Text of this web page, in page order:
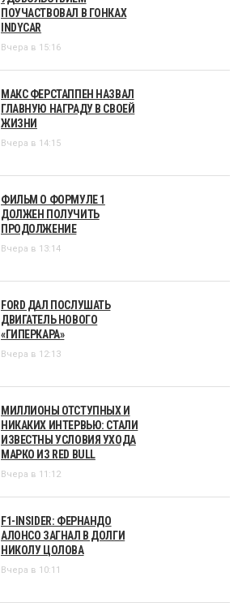
ПОУЧАСТВОВАЛ В ГОНКАХ
INDYCAR
Вчера в 15:16
МАКС ФЕРСТАППЕН НАЗВАЛ
ГЛАВНУЮ НАГРАДУ В СВОЕЙ
ЖИЗНИ
Вчера в 14:15
ФИЛЬМ О ФОРМУЛЕ 1
ДОЛЖЕН ПОЛУЧИТЬ
ПРОДОЛЖЕНИЕ
Вчера в 13:14
FORD ДАЛ ПОСЛУШАТЬ
ДВИГАТЕЛЬ НОВОГО
«ГИПЕРКАРА»
Вчера в 12:13
МИЛЛИОНЫ ОТСТУПНЫХ И
НИКАКИХ ИНТЕРВЬЮ: СТАЛИ
ИЗВЕСТНЫ УСЛОВИЯ УХОДА
МАРКО ИЗ RED BULL
Вчера в 11:12
F1-INSIDER: ФЕРНАНДО
АЛОНСО ЗАГНАЛ В ДОЛГИ
НИКОЛУ ЦОЛОВА
Вчера в 10:11